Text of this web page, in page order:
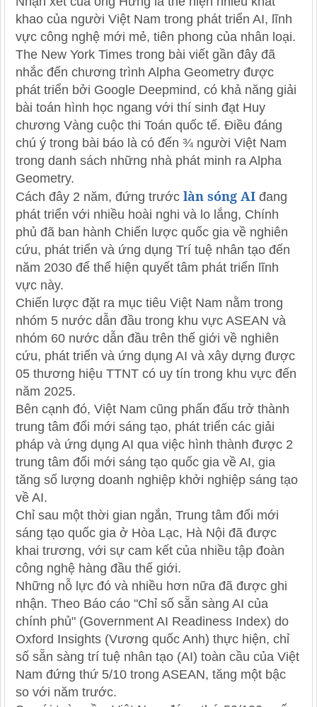
khao của người Việt Nam trong phát triển AI, lĩnh
vực công nghệ mới mẻ, tiên phong của nhân loại.
The New York Times trong bài viết gần đây đã
nhắc đến chương trình Alpha Geometry được
phát triển bởi Google Deepmind, có khả năng giải
bài toán hình học ngang với thí sinh đạt Huy
chương Vàng cuộc thi Toán quốc tế. Điều đáng
chú ý trong bài báo là có đến ¾ người Việt Nam
trong danh sách những nhà phát minh ra Alpha
Geometry.
Cách đây 2 năm, đứng trước làn sóng AI đang
phát triển với nhiều hoài nghi và lo lắng, Chính
phủ đã ban hành Chiến lược quốc gia về nghiên
cứu, phát triển và ứng dụng Trí tuệ nhân tạo đến
năm 2030 để thể hiện quyết tâm phát triển lĩnh
vực này.
Chiến lược đặt ra mục tiêu Việt Nam nằm trong
nhóm 5 nước dẫn đầu trong khu vực ASEAN và
nhóm 60 nước dẫn đầu trên thế giới về nghiên
cứu, phát triển và ứng dụng AI và xây dựng được
05 thương hiệu TTNT có uy tín trong khu vực đến
năm 2025.
Bên cạnh đó, Việt Nam cũng phấn đấu trở thành
trung tâm đổi mới sáng tạo, phát triển các giải
pháp và ứng dụng AI qua việc hình thành được 2
trung tâm đổi mới sáng tạo quốc gia về AI, gia
tăng số lượng doanh nghiệp khởi nghiệp sáng tạo
về AI.
Chỉ sau một thời gian ngắn, Trung tâm đổi mới
sáng tạo quốc gia ở Hòa Lạc, Hà Nội đã được
khai trương, với sự cam kết của nhiều tập đoàn
công nghệ hàng đầu thế giới.
Những nỗ lực đó và nhiều hơn nữa đã được ghi
nhận. Theo Báo cáo "Chỉ số sẵn sàng AI của
chính phủ" (Government AI Readiness Index) do
Oxford Insights (Vương quốc Anh) thực hiện, chỉ
số sẵn sàng trí tuệ nhân tạo (AI) toàn cầu của Việt
Nam đứng thứ 5/10 trong ASEAN, tăng một bậc
so với năm trước.